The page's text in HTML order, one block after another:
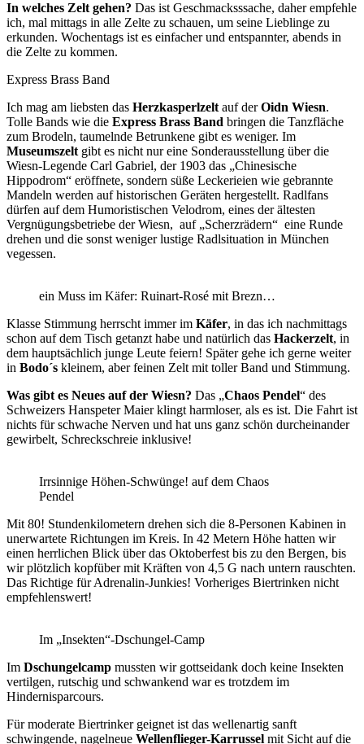
In welches Zelt gehen? Das ist Geschmacksssache, daher empfehle
ich, mal mittags in alle Zelte zu schauen, um seine Lieblinge zu
erkunden. Wochentags ist es einfacher und entspannter, abends in
die Zelte zu kommen.
Express Brass Band
Ich mag am liebsten das Herzkasperlzelt auf derOidn Wiesn.
Tolle Bands wie die Express Brass Band bringen die Tanzfläche
zum Brodeln, taumelnde Betrunkene gibt es weniger. Im
Museumszelt gibt es nicht nur eine Sonderausstellung über die
Wiesn-Legende Carl Gabriel, der 1903 das „Chinesische
Hippodrom“ eröffnete, sondern süße Leckerieien wie gebrannte
Mandeln werden auf historischen Geräten hergestellt. Radlfans
dürfen auf dem Humoristischen Velodrom, eines der ältesten
Vergnügungsbetriebe der Wiesn, auf „Scherzrädern“ eine Runde
drehen und die sonst weniger lustige Radlsituation in München
vegessen.
ein Muss im Käfer: Ruinart-Rosé mit Brezn…
Klasse Stimmung herrscht immer im Käfer, in das ich nachmittags
schon auf dem Tisch getanzt habe und natürlich das Hackerzelt, in
dem hauptsächlich junge Leute feiern! Später gehe ich gerne weiter
in Bodo´s kleinem, aber feinen Zelt mit toller Band und Stimmung.
Was gibt es Neues auf der Wiesn? Das „Chaos Pendel“ des
Schweizers Hanspeter Maier klingt harmloser, als es ist. Die Fahrt ist
nichts für schwache Nerven und hat uns ganz schön durcheinander
gewirbelt, Schreckschreie inklusive!
Irrsinnige Höhen-Schwünge! auf dem Chaos
Pendel
Mit 80! Stundenkilometern drehen sich die 8-Personen Kabinen in
unerwartete Richtungen im Kreis. In 42 Metern Höhe hatten wir
einen herrlichen Blick über das Oktoberfest bis zu den Bergen, bis
wir plötzlich kopfüber mit Kräften von 4,5 G nach untern rauschten.
Das Richtige für Adrenalin-Junkies! Vorheriges Biertrinken nicht
empfehlenswert!
Im „Insekten“-Dschungel-Camp
Im Dschungelcamp mussten wir gottseidank doch keine Insekten
vertilgen, rutschig und schwankend war es trotzdem im
Hindernisparcours.
Für moderate Biertrinker geignet ist das wellenartig sanft
schwingende, nagelneue Wellenflieger-Karrussel mit Sicht auf die